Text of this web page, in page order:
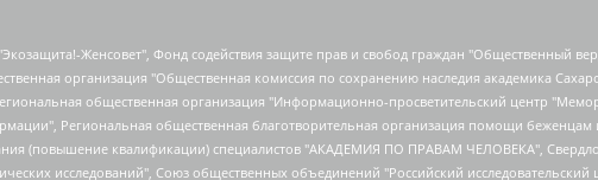
и социальных движений", Фонд "В защиту прав заключенных", Частное учреждение "Центр поддержки и содействия развитию средств массовой информации", Пензенский региональный общественный благотворительный фонд "Гражданский союз", "Север.Реалии", Некоммерческая организация Фонд "Правовая инициатива", Общество с ограниченной ответственностью "Радио Свободная Европа/Радио Свобода", Чешское информационное агентство "MEDIUM-ORIENT", Красноярская региональная общественная организация "Мы против СПИДа", Камалягин Денис Николаевич, Маркелов Сергей Евгеньевич, Пономарев Лев Александрович, Савицкая Людмила Алексеевна, Автономная некоммерческая организация "Центр по работе с проблемой насилия "НАСИЛИЮ.НЕТ", Межрегиональный профессиональный союз работников здравоохранения "Альянс врачей", Юридическое лицо, зарегистрированное в Латвийской Республике, SIA "Medusa Project" (регистрационный номер 40103797863, дата регистрации 10.06.2014), Некоммерческая организация "Фонд по борьбе с коррупцией", Автономная некоммерческая организация "Институт права и публичной политики", Баданин Роман Сергеевич, Гликин Максим Александрович, Железнова Мария Михайловна, Лукьянова Юлия Сергеевна, Маетная Елизавета Витальевна, Маняхин Петр Борисович, Чуракова Ольга Владимировна, Ярош Юлия Петровна, Юридическое лицо "The Insider SIA", зарегистрированное в Риге, Латвийская Республика (дата регистрации 26.06.2015), являющееся администратором доменного имени интернет-издания "The Insider SIA", https://theins.ru, Постернак Алексей Евгеньевич, Рубин Михаил Аркадьевич, Анин Роман Александрович, Юридическое лицо Istories fonds, зарегистрированное в Латвийской Республике (регистрационный номер 50008295751, дата регистрации 24.02.2020), Великовский Дмитрий Александрович, Долинина Ирина Николаевна, Мароховская Алеся Алексеевна, Шлейнов Роман Юрьевич, Шмагун Олеся Валентиновна, Общество с ограниченной ответственностью "Альтаир 2021", Общество с ограниченной ответственностью "Вега 2021", Общество с ограниченной ответственностью "Главный редактор 2021", Общество с ограниченной ответственностью "Ромашки монолит", Важенков Артем Валерьевич, Ивановская областная общественная организация "Центр гендерных исследований", Гурман Юрий Альбертович, Медиапроект "ОВД-Инфо", Егоров Владимир Владимирович, Жилинский Владимир Александрович, Общество с ограниченной ответственностью "ЗП", Иванова София Юрьевна, Карезина Инна Павловна, Кильтау Екатерина Викторовна, Петров Алексей Викторович, Пискунов Сергей Евгеньевич, Смирнов Сергей Сергеевич, Тихонов Михаил Сергеевич, Общество с ограниченной ответственностью "ЖУРНАЛИСТ-ИНОСТРАННЫЙ АГЕНТ", Арапова Галина Юрьевна, Вольтская Татьяна Анатольевна, Американская компания "Mason G.E.S. Anonymous Foundation" (США), являющаяся владельцем интернет-издания https://mnews.world/, Компания "Stichting Bellingcat", зарегистрированная в Нидерландах (дата регистрации 11.07.2018), Захаров Андрей Вячеславович, Клепиковская Екатерина Дмитриевна, Общество с ограниченной ответственностью "МЕМО", Перл Роман Александрович, Симонов Евгений Алексеевич, Соловьева Елена Анатольевна, Сотников Даниил Владимирович, Сурначева Елизавета Дмитриевна, Автономная некоммерческая организация по защите прав человека и информированию населения "Якутия – Наше Мнение", Общество с ограниченной ответственностью "Москоу диджитал медиа", с 26.01.2023 Общество с ограниченной ответственностью "Чайка Белые сады", Ветошкина Валерия Валерьевна, Заговора Максим Александрович, Межрегиональное общественное движение "Российская ЛГБТ - сеть", Оленичев Максим Владимирович, Павлов Иван Юрьевич, Скворцова Елена Сергеевна, Общество с ограниченной ответственностью "Как бы инагент", Кочетков Игорь Викторович, Общество с ограниченной ответственностью "Честные выборы", Еланчик Олег Александрович, Общество с ограниченной ответственностью "Нобелевский